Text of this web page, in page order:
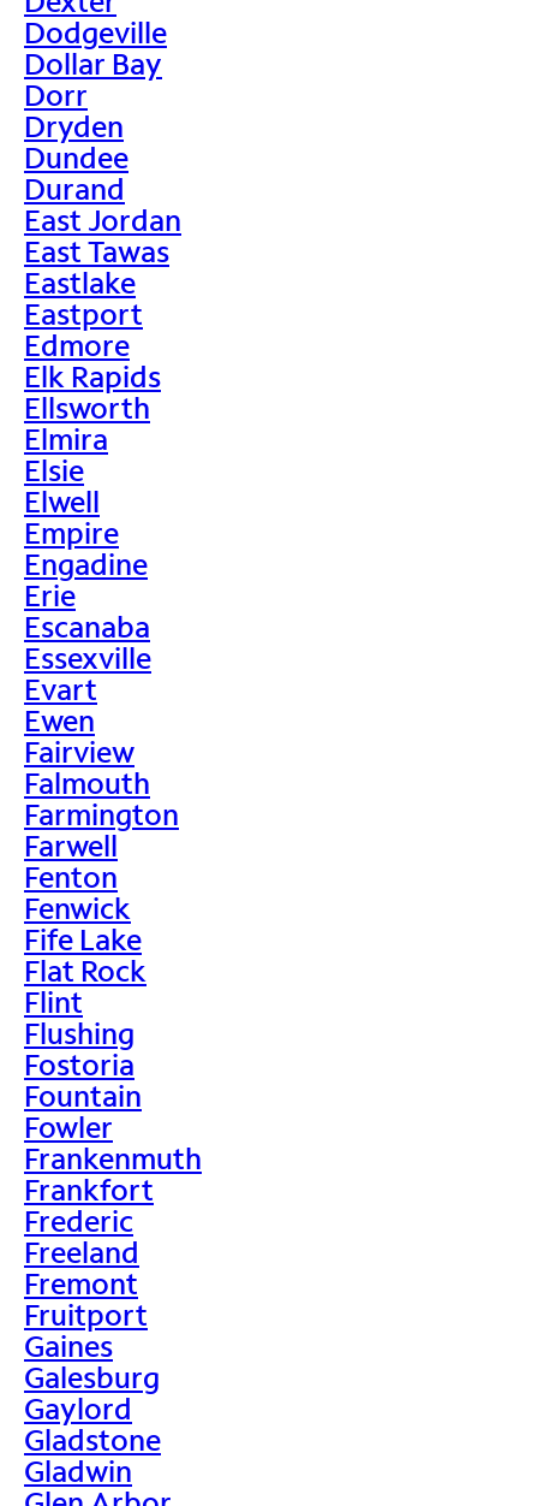
Dodgeville
Dollar Bay
Dorr
Dryden
Dundee
Durand
East Jordan
East Tawas
Eastlake
Eastport
Edmore
Elk Rapids
Ellsworth
Elmira
Elsie
Elwell
Empire
Engadine
Erie
Escanaba
Essexville
Evart
Ewen
Fairview
Falmouth
Farmington
Farwell
Fenton
Fenwick
Fife Lake
Flat Rock
Flint
Flushing
Fostoria
Fountain
Fowler
Frankenmuth
Frankfort
Frederic
Freeland
Fremont
Fruitport
Gaines
Galesburg
Gaylord
Gladstone
Gladwin